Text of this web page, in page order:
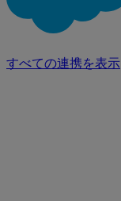
すべての連携を表示